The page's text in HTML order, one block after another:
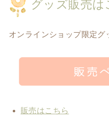
グッズ販売は
オンラインショップ限定グ
販売はこちら